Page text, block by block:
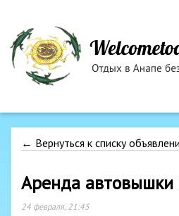
← Вернуться к списку
Аренда автовышки
24 февраля, 21:45